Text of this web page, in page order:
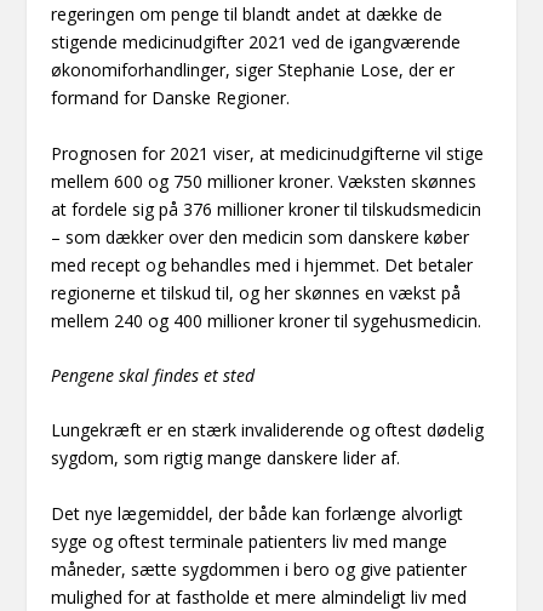
regeringen om penge til blandt andet at dække de
stigende medicinudgifter 2021 ved de igangværende
økonomiforhandlinger, siger Stephanie Lose, der er
formand for Danske Regioner.
Prognosen for 2021 viser, at medicinudgifterne vil stige
mellem 600 og 750 millioner kroner. Væksten skønnes
at fordele sig på 376 millioner kroner til tilskudsmedicin
– som dækker over den medicin som danskere køber
med recept og behandles med i hjemmet. Det betaler
regionerne et tilskud til, og her skønnes en vækst på
mellem 240 og 400 millioner kroner til sygehusmedicin.
Pengene skal findes et sted
Lungekræft er en stærk invaliderende og oftest dødelig
sygdom, som rigtig mange danskere lider af.
Det nye lægemiddel, der både kan forlænge alvorligt
syge og oftest terminale patienters liv med mange
måneder, sætte sygdommen i bero og give patienter
mulighed for at fastholde et mere almindeligt liv med